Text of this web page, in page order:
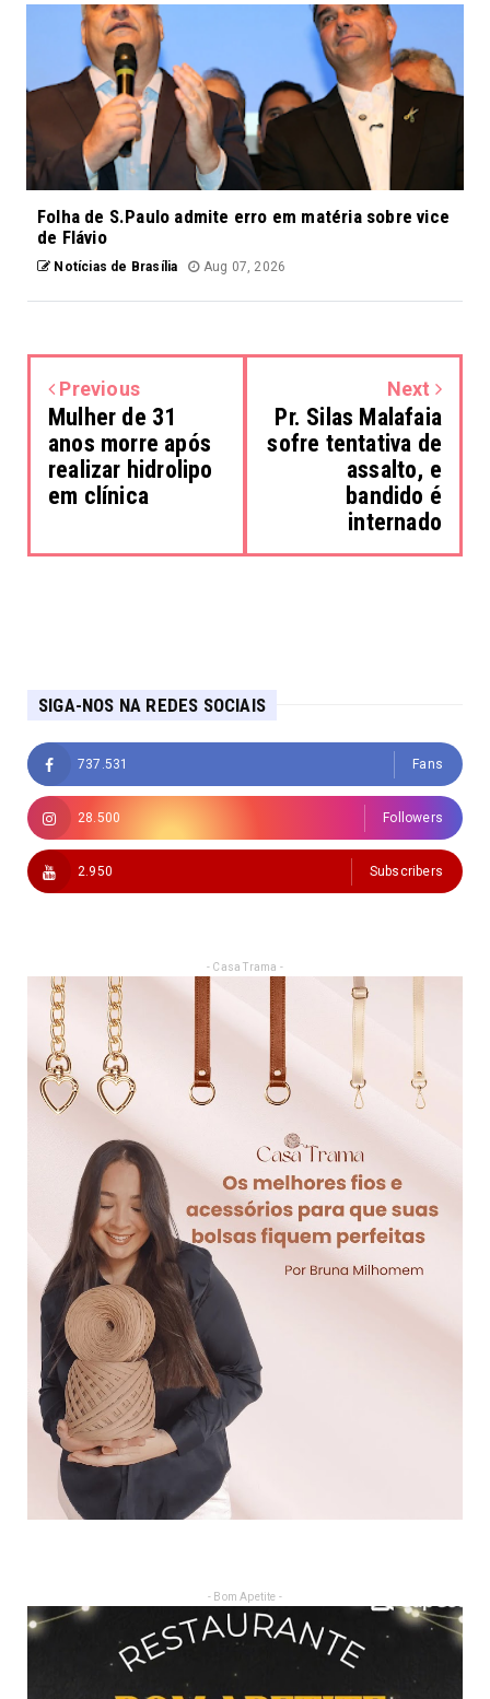
Folha de S.Paulo admite erro em matéria sobre vice
de Flávio
Notícias de Brasília Aug 07, 2026
Previous
Mulher de 31
anos morre após
realizar hidrolipo
em clínica
Next
Pr. Silas Malafaia
sofre tentativa de
assalto, e
bandido é
internado
SIGA-NOS NA REDES SOCIAIS
737.531 Fans
28.500 Followers
2.950 Subscribers
- Casa Trama -
- Bom Apetite -